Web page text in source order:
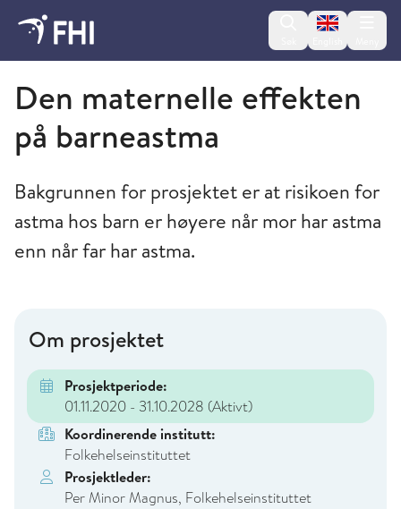
Change
Folkehelseinstituttet
Den maternelle effekten
på barneastma
Bakgrunnen for prosjektet er at risikoen for
astma hos barn er høyere når mor har astma
enn når far har astma.
Om prosjektet
Prosjektperiode:
01.11.2020 - 31.10.2028 (Aktivt)
Koordinerende institutt:
Folkehelseinstituttet
Prosjektleder:
Per Minor Magnus, Folkehelseinstituttet